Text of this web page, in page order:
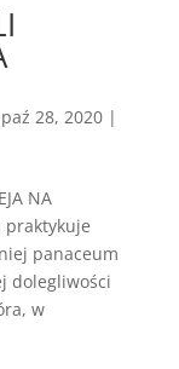
paź 28, 2020|
NA
praktykuje
panaceum
dolegliwości
w